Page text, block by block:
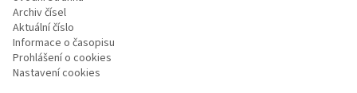
Archiv čísel
Aktuální číslo
Informace o časopisu
Prohlášení o cookies
Nastavení cookies